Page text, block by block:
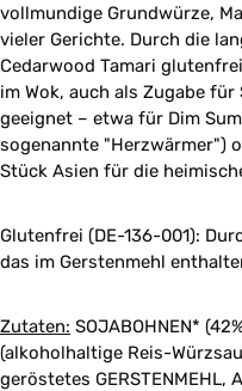
vollmundige Grundwürze,
vieler Gerichte. Durch die
Cedarwood Tamari
im Wok, auch als Zugabe
geeignet – etwa für Dim
sogenannte "Herzwärmer")
Stück Asien für die
Glutenfrei (DE-136-001):
das im Gerstenmehl
Zutaten: SOJABOHNEN*
(alkoholhaltige Reis-
geröstetes GERSTENMEHL,